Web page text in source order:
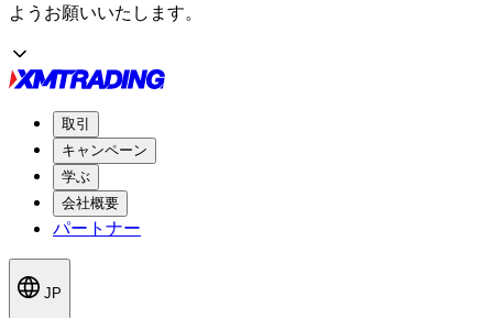
よう お願いいたします。
取引
キャンペーン
学ぶ
会社概要
パートナー
JP